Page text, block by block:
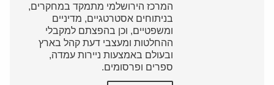
המרכז הירושלמי מתמקד במחקרים,
בניתוחים אסטרטגיים, מדיניים
ומשפטיים, וכן בהפצתם למקבלי
ההחלטות ומעצבי דעת קהל בארץ
ובעולם באמצעות ניירות עמדה,
ספרים ופרסומים.